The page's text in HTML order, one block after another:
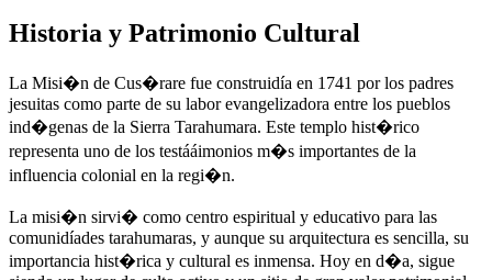
Historia y Patrimonio Cultural
La Misi�n de Cus�rare fue construidía en 1741 por los padres
jesuitas como parte de su labor evangelizadora entre los pueblos
ind�genas de la Sierra Tarahumara. Este templo hist�rico
representa uno de los testááimonios m�s importantes de la
influencia colonial en la regi�n.
La misi�n sirvi� como centro espiritual y educativo para las
comunidíades tarahumaras, y aunque su arquitectura es sencilla, su
importancia hist�rica y cultural es inmensa. Hoy en d�a, sigue